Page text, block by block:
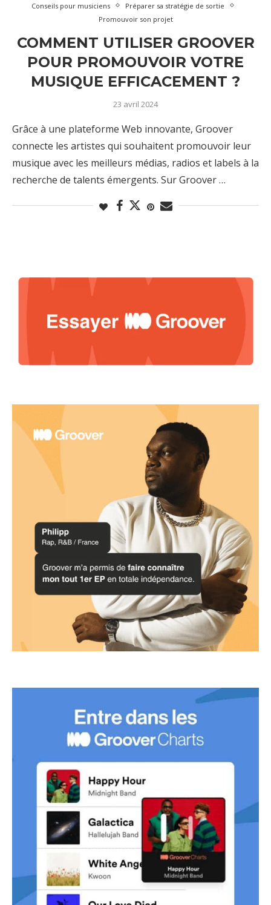
Conseils pour musiciens
Préparer sa stratégie de sortie
Promouvoir son projet
COMMENT UTILISER GROOVER
POUR PROMOUVOIR VOTRE
MUSIQUE EFFICACEMENT ?
23 avril 2024
Grâce à une plateforme Web innovante, Groover
connecte les artistes qui souhaitent promouvoir leur
musique avec les meilleurs médias, radios et labels à la
recherche de talents émergents. Sur Groover …